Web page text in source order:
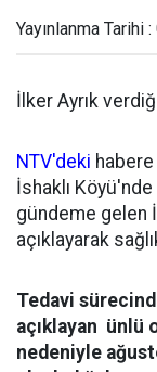
Yayınlanma
İlker Ayrık
NTV'deki habere
İshaklı
gündeme gelen
açıklayarak
Tedavi
açıklayan ünlü
nedeniyle